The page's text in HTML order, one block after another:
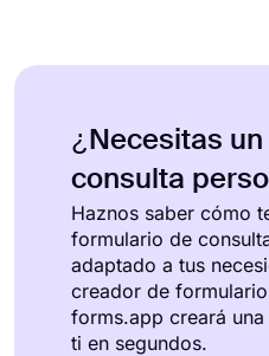
¿Necesitas
consulta
Haznos saber cómo
formulario de
adaptado a tus
creador de
forms.app creará
ti en segundos.